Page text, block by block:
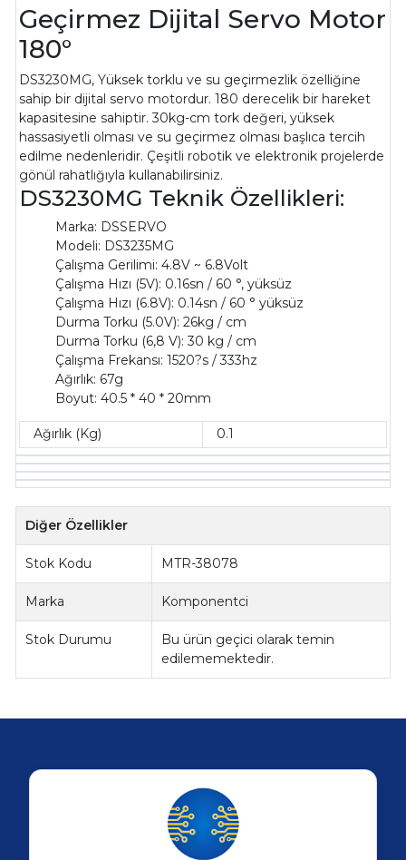
Geçirmez Dijital Servo Motor
180°
DS3230MG, Yüksek torklu ve su geçirmezlik özelliğine
sahip bir dijital servo motordur. 180 derecelik bir hareket
kapasitesine sahiptir. 30kg-cm tork değeri, yüksek
hassasiyetli olması ve su geçirmez olması başlıca tercih
edilme nedenleridir. Çeşitli robotik ve elektronik projelerde
gönül rahatlığıyla kullanabilirsiniz.
DS3230MG Teknik Özellikleri:
Marka: DSSERVO
Modeli: DS3235MG
Çalışma Gerilimi: 4.8V ~ 6.8Volt
Çalışma Hızı (5V): 0.16sn / 60 °, yüksüz
Çalışma Hızı (6.8V): 0.14sn / 60 ° yüksüz
Durma Torku (5.0V): 26kg / cm
Durma Torku (6,8 V): 30 kg / cm
Çalışma Frekansı: 1520?s / 333hz
Ağırlık: 67g
Boyut: 40.5 * 40 * 20mm
Ağırlık (Kg) 0.1
Diğer Özellikler
Stok Kodu MTR-38078
Marka Komponentci
Stok Durumu
Bu ürün geçici olarak temin
edilememektedir.